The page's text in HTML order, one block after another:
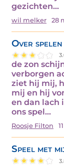
gezichten…
wil melker 28
Over spelen
de zon
verborgen
ziet hij mij,
mij en hij
en dan lach
ons spel…
Roosje Filton
Speel met